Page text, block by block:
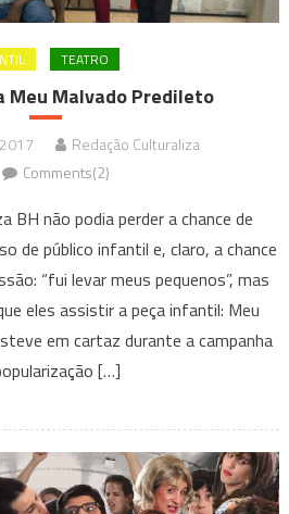
TEATRO
Meu Malvado Predileto
Redação Culturaliza
Comments(2)
BH não podia perder a chance de
de público infantil e, claro, a chance
“fui levar meus pequenos”, mas
eles assistir a peça infantil: Meu
em cartaz durante a campanha
[…]